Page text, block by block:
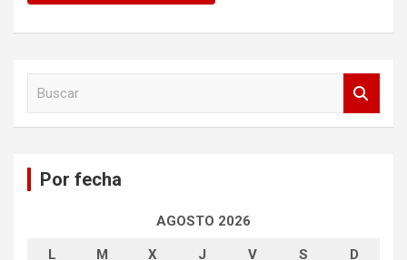
Por fecha
AGOSTO 2026
L M X J V S D